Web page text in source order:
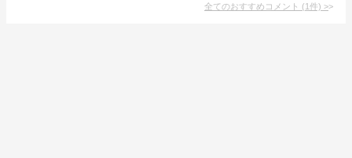
全てのおすすめコメント (1件) >